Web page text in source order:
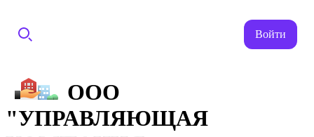
Войти
ООО
"УПРАВЛЯЮЩАЯ